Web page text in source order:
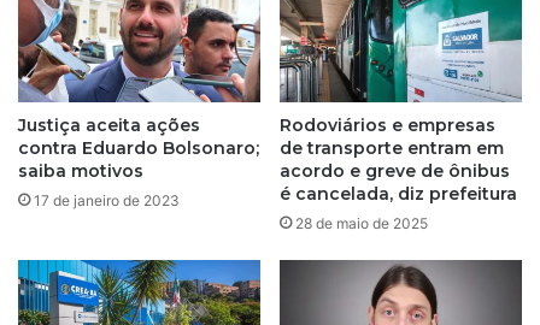
u
r
a
n
a
M
a
r
e
a
ç
ã
o
d
e
s
e
e
r
Justiça aceita ações
contra Eduardo Bolsonaro;
saiba motivos
17 de janeiro de 2023
Rodoviários e empresas
de transporte entram em
acordo e greve de ônibus
é cancelada, diz prefeitura
28 de maio de 2025